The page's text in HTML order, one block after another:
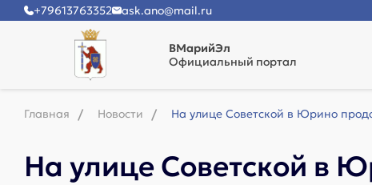
+79613763352 ask.ano@mail.ru
ВМарийЭл
Официальный портал
Главная Новости На улице Советской в Юрино
На улице Советской в